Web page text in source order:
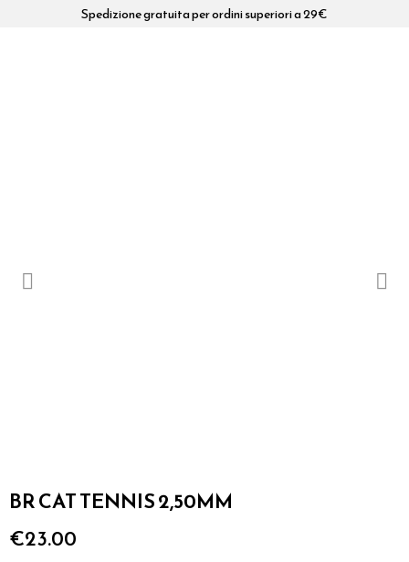
Spedizione gratuita per ordini superiori a 29€
BR CAT TENNIS 2,50MM
€23.00